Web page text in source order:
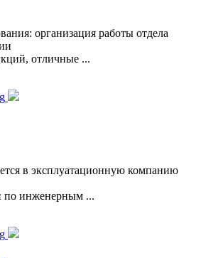
организация работы отдела
отличные ...
в эксплуатационную компанию
по инженерным ...